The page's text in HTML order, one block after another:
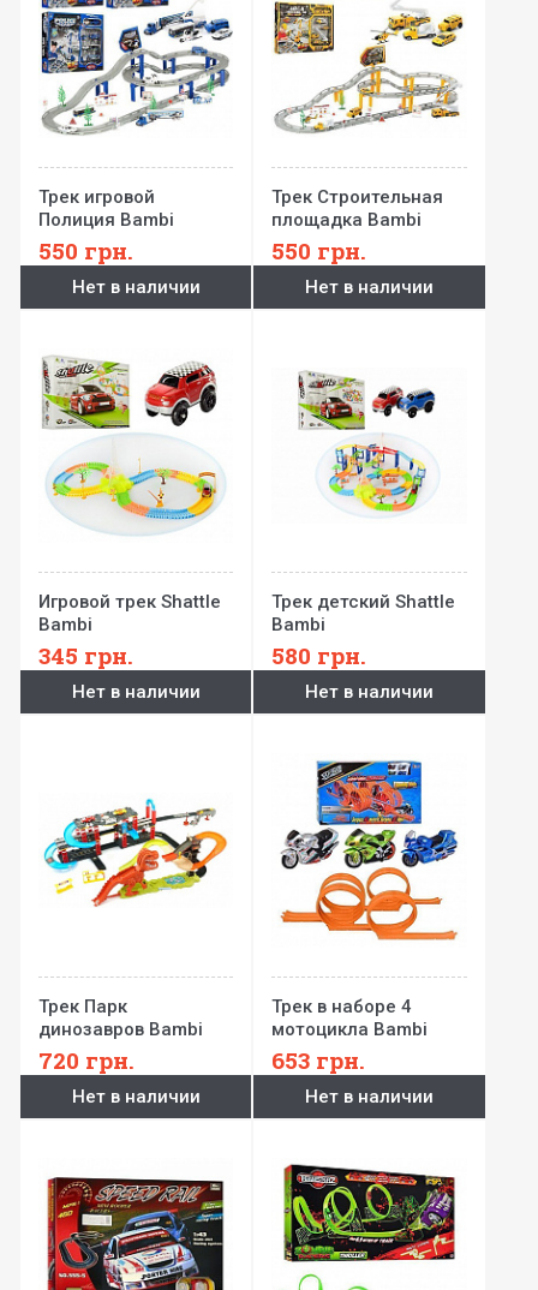
Трек игровой
Полиция Bambi
550 грн.
Нет в наличии
Трек Строительная
площадка Bambi
550 грн.
Нет в наличии
Игровой трек Shattle
Bambi
345 грн.
Нет в наличии
Трек детский Shattle
Bambi
580 грн.
Нет в наличии
Трек Парк
динозавров Bambi
720 грн.
Нет в наличии
Трек в наборе 4
мотоцикла Bambi
653 грн.
Нет в наличии